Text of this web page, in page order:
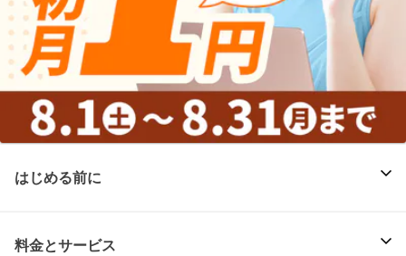
はじめる前に
料金とサービス